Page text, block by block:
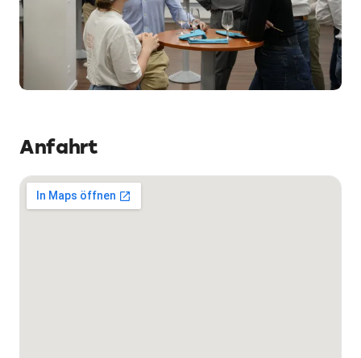
Anfahrt